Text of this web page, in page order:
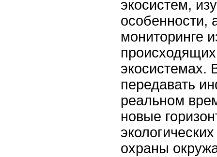
экосистем,
особенности,
мониторинге
экосистемах.
передавать
реальном
новые
охраны